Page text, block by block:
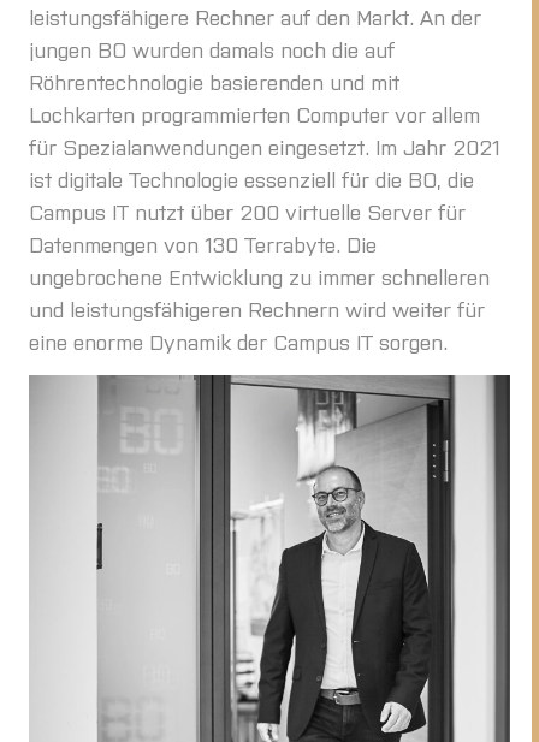
leistungsfähigere Rechner auf den Markt. An der
jungen BO wurden damals noch die auf
Röhrentechnologie basierenden und mit
Lochkarten programmierten Computer vor allem
für Spezialanwendungen eingesetzt. Im Jahr 2021
ist digitale Technologie essenziell für die BO, die
Campus IT nutzt über 200 virtuelle Server für
Datenmengen von 130 Terrabyte. Die
ungebrochene Entwicklung zu immer schnelleren
und leistungsfähigeren Rechnern wird weiter für
eine enorme Dynamik der Campus IT sorgen.